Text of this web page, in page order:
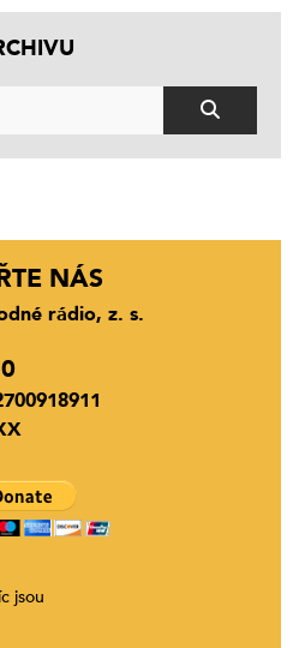
NÁS
rádio, z. s.
jsou